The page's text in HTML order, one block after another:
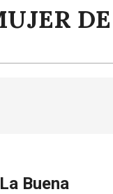
DE
Buena